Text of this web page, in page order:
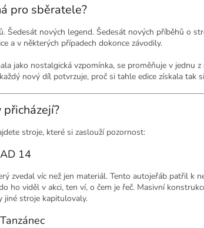
pro sběratele?
Šedesát nových legend. Šedesát nových příběhů o
a v některých případech dokonce závodily.
jako nostalgická vzpomínka, se proměňuje v jednu
nový díl potvrzuje, proč si tahle edice získala tak
stroje, které si zaslouží pozornost:
14
zvedal víc než jen materiál. Tento autojeřáb patřil k
ho viděl v akci, ten ví, o čem je řeč. Masivní
jiné stroje kapitulovaly.